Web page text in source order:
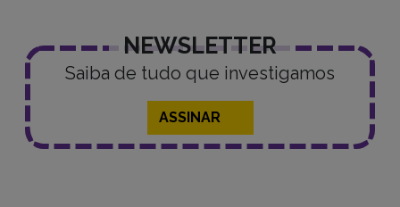
NEWSLETTER
Saiba de tudo que investigamos
ASSINAR